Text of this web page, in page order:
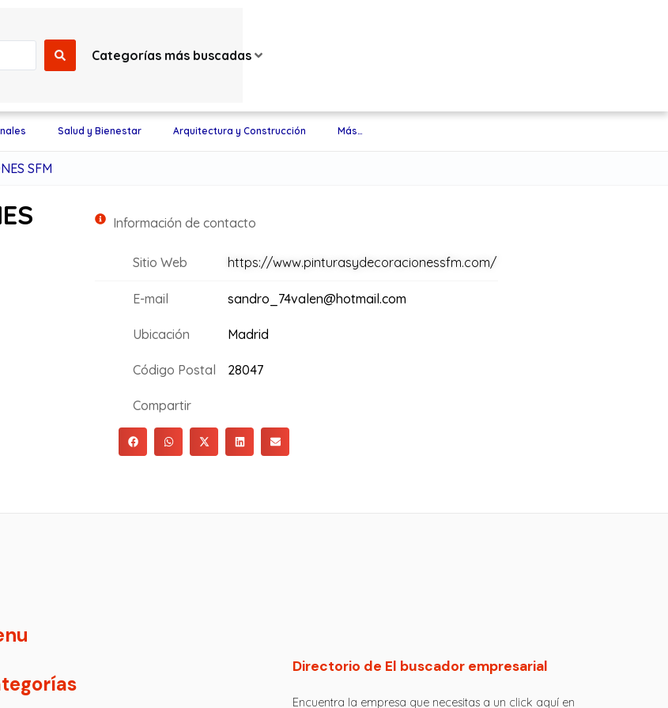
Categorías más buscadas
Salud y Bienestar Arquitectura y Construcción Más…
SFM
Información de contacto
Sitio Web https://www.pinturasydecoracionessfm.com/
E-mail sandro_74valen@hotmail.com
Ubicación Madrid
Código Postal 28047
Compartir
Directorio de El buscador empresarial
Encuentra la empresa que necesitas a un click aquí en